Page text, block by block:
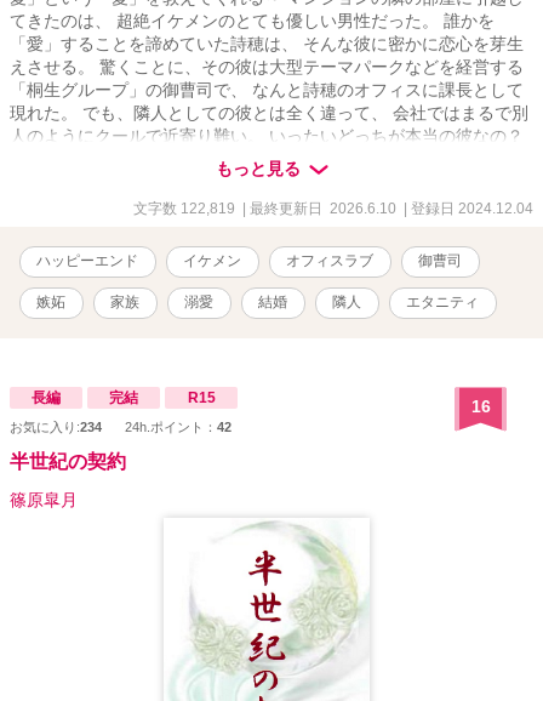
てきたのは、 超絶イケメンのとても優しい男性だった。 誰かを
「愛」することを諦めていた詩穂は、 そんな彼に密かに恋心を芽生
えさせる。 驚くことに、その彼は大型テーマパークなどを経営する
「桐生グループ」の御曹司で、 なんと詩穂のオフィスに課長として
現れた。 でも、隣人としての彼とは全く違って、 会社ではまるで別
人のようにクールで近寄り難い。 いったいどっちが本当の彼なの？
そして、会社以外で私にとても優しくするのはなぜ？ 「桐生グルー
プ」御曹司 桐生 拓弥(きりゅう たくみ) 30歳 × テーマパーク企画部
門 姫川 詩穂(ひめかわ しほ) 25歳
もっと見る
文字数 122,819 | 最終更新日 2026.6.10 | 登録日 2024.12.04
ハッピーエンド イケメン オフィスラブ 御曹司
嫉妬 家族 溺愛 結婚 隣人 エタニティ
長編 完結 R15
お気に入り:234 24h.ポイント： 42
16
半世紀の契約
篠原皐月